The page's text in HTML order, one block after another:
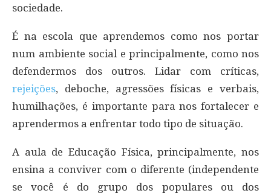
sociedade.
É na escola que aprendemos como nos portar
num ambiente social e principalmente, como nos
defendermos dos outros. Lidar com críticas,
rejeições, deboche, agressões físicas e verbais,
humilhações, é importante para nos fortalecer e
aprendermos a enfrentar todo tipo de situação.
A aula de Educação Física, principalmente, nos
ensina a conviver com o diferente (independente
se você é do grupo dos populares ou dos